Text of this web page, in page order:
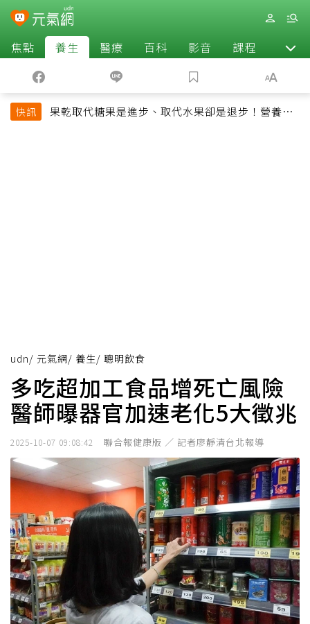
焦點 養生 醫療 百科 影音 課程 退休
快訊
果乾取代糖果是進步、取代水果卻是退步！營養師
udn/ 元氣網/ 養生/ 聰明飲食
多吃超加工食品增死亡風險
醫師曝器官加速老化5大徵兆
2025-10-07 09:08:42 聯合報健康版 ／ 記者廖靜清台北報導